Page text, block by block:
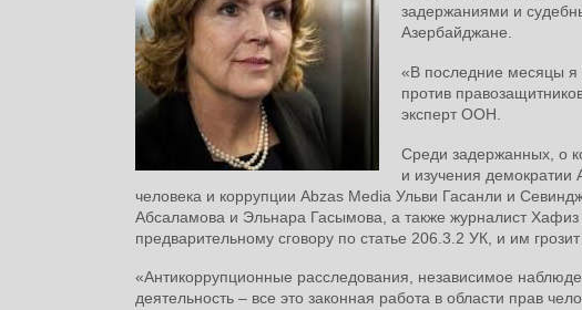
задержаниями и
Азербайджане.
«В последние месяцы я
против
эксперт ООН.
Среди задержанных, о
и изучения демократии
человека и коррупции Abzas Media Ульви Гасанли и
Абсаламова и Эльнара Гасымова, а также журналист
предварительному сговору по статье 206.3.2 УК, и им
«Антикоррупционные расследования, независимое
деятельность – все это законная работа в области прав